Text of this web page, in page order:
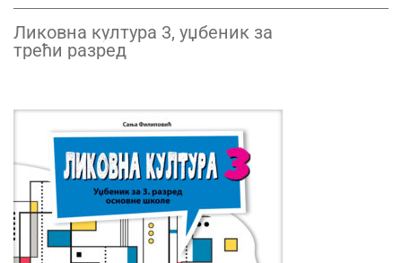
Ликовна култура 3, уџбеник за
трећи разред